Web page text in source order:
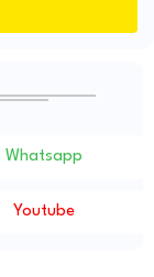
Whatsapp
Youtube